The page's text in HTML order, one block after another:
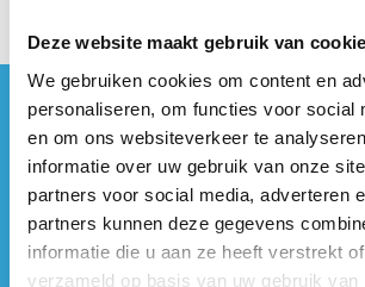
Deze website maakt gebruik van
We gebruiken cookies om content en
personaliseren, om functies voor social
en om ons websiteverkeer te
informatie over uw gebruik van onze
partners voor social media, adverteren
partners kunnen deze gegevens
informatie die u aan ze heeft verstrekt
verzameld op basis van uw gebruik van
ook op sociale